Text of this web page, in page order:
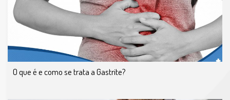
O que é e como se trata a Gastrite?